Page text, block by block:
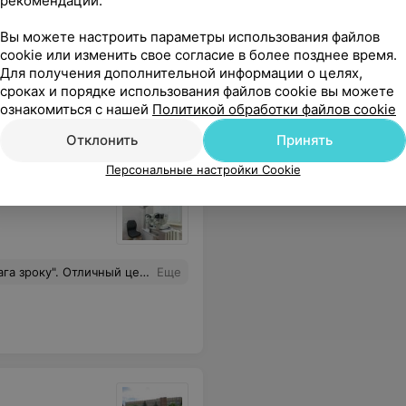
(измерением внутриглазного
давления)
Цена по запросу
давления)
Цена по
в итоге получилось 51 р. Нам сказали, что мы что-то неправильно поняли и сделали скидку на линзы - 1р. Так вот, за те деньги, которые я заплатила, это ужасное обслуживание! Не раз посещала платные центры и в Минске, и в Гродно, но такое недовольство у меня впервые! Еще
моему лечащему врачу Ермакович Ольге Анатольевне! Еще
Вы можете настроить параметры использования файлов
cookie или изменить свое согласие в более позднее время.
Для получения дополнительной информации о целях,
сроках и порядке использования файлов cookie вы можете
ознакомиться с нашей Политикой обработки файлов cookie
Отклонить
Принять
Персональные настройки Cookie